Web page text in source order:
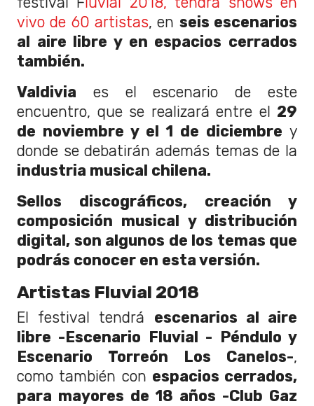
vivo de 60 artistas, en seis escenarios
al aire libre y en espacios cerrados
también.
Valdivia es el escenario de este
encuentro, que se realizará entre el 29
de noviembre y el 1 de diciembre y
donde se debatirán además temas de la
industria musical chilena.
Sellos discográficos, creación y
composición musical y distribución
digital, son algunos de los temas que
podrás conocer en esta versión.
Artistas Fluvial 2018
El festival tendrá escenarios al aire
libre -Escenario Fluvial - Péndulo y
Escenario Torreón Los Canelos-,
como también con espacios cerrados,
para mayores de 18 años -Club Gaz